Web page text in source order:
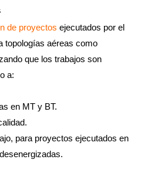
de proyectos ejecutados por el
topologías aéreas como
que los trabajos son
a:
en MT y BT.
para proyectos ejecutados en